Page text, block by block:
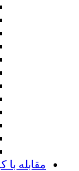
مقابله با